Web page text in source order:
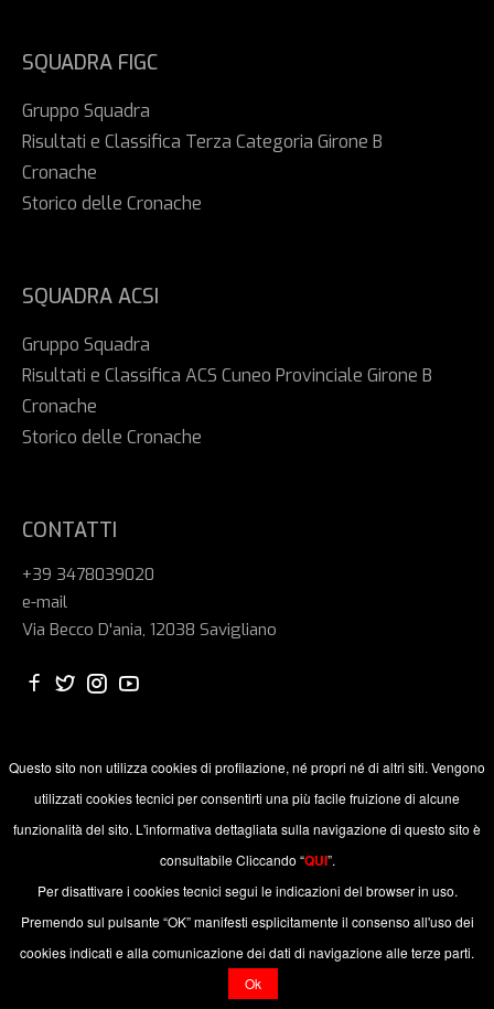
SQUADRA FIGC
Gruppo Squadra
Risultati e Classifica Terza Categoria Girone B
Cronache
Storico delle Cronache
SQUADRA ACSI
Gruppo Squadra
Risultati e Classifica ACS Cuneo Provinciale Girone B
Cronache
Storico delle Cronache
CONTATTI
+39 3478039020
e-mail
Via Becco D'ania, 12038 Savigliano
© 2024 ALBATROS SAVIGLIANO ASD P. IVA: 03957630043 /
C.F.: 94051110040. All Rights Reserved. Edited and maintained
by
Nahweb.net
Privacy & Cookie Policy
Questo sito non utilizza cookies di profilazione, né propri né di altri siti. Vengono
utilizzati cookies tecnici per consentirti una più facile fruizione di alcune
funzionalità del sito. L'informativa dettagliata sulla navigazione di questo sito è
consultabile Cliccando “QUI”.
Per disattivare i cookies tecnici segui le indicazioni del browser in uso.
Premendo sul pulsante “OK” manifesti esplicitamente il consenso all'uso dei
cookies indicati e alla comunicazione dei dati di navigazione alle terze parti.
Ok